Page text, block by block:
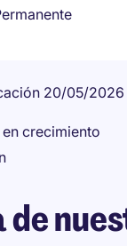
20/05/2026
crecimiento
de